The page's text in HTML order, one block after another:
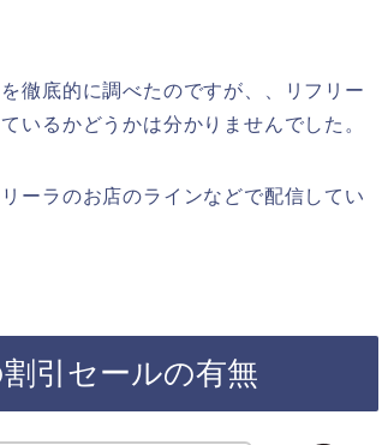
徹底的に調べたのですが、、リフリー
いるかどうかは分かりませんでした。
ーラのお店のラインなどで配信してい
引セールの有無